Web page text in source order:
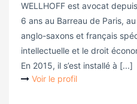
WELLHOFF est avocat
6 ans au Barreau de Paris,
anglo-saxons et français
intellectuelle et le droit
En 2015, il s’est installé à [...]
Voir le profil